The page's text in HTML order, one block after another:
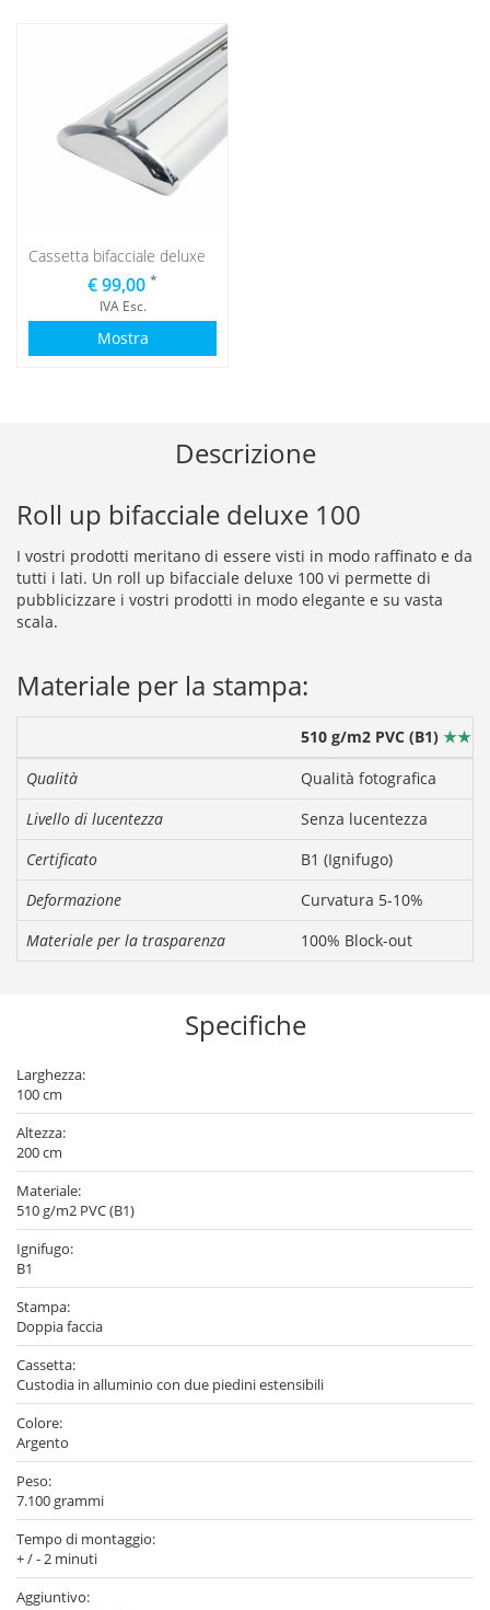
Cassetta bifacciale deluxe
€ 99,00 *
IVA Esc.
Mostra
Descrizione
Roll up bifacciale deluxe 100
I vostri prodotti meritano di essere visti in modo raffinato e da
tutti i lati. Un roll up bifacciale deluxe 100 vi permette di
pubblicizzare i vostri prodotti in modo elegante e su vasta
scala.
Materiale per la stampa:
510 g/m2 PVC (B1)
Qualità
Qualità fotografica
Livello di lucentezza
Senza lucentezza
Certificato
B1 (Ignifugo)
Deformazione
Curvatura 5-10%
Materiale per la trasparenza
100% Block-out
Specifiche
Larghezza:
100 cm
Altezza:
200 cm
Materiale:
510 g/m2 PVC (B1)
Ignifugo:
B1
Stampa:
Doppia faccia
Cassetta:
Custodia in alluminio con due piedini estensibili
Colore:
Argento
Peso:
7.100 grammi
Tempo di montaggio:
+ / - 2 minuti
Aggiuntivo: